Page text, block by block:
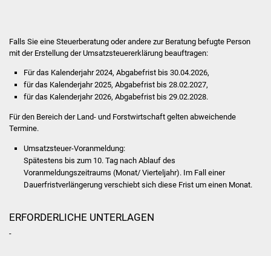
Wirtschaftsförderung
Gewerbeimmobilien
Öffentliche
Ausschreibung
Ausschreibung
Falls Sie eine Steuerberatung oder andere zur Beratung befugte Person
mit der Erstellung der Umsatzsteuererklärung beauftragen:
Für das Kalenderjahr 2024, Abgabefrist bis 30.04.2026,
für das Kalenderjahr 2025, Abgabefrist bis 28.02.2027,
für das Kalenderjahr 2026, Abgabefrist bis 29.02.2028.
Für den Bereich der Land- und Forstwirtschaft gelten abweichende
Termine.
Umsatzsteuer-Voranmeldung:
Spätestens bis zum 10. Tag nach Ablauf des
Voranmeldungszeitraums (Monat/ Vierteljahr). Im Fall einer
Dauerfristverlängerung verschiebt sich diese Frist um einen Monat.
ERFORDERLICHE UNTERLAGEN
-